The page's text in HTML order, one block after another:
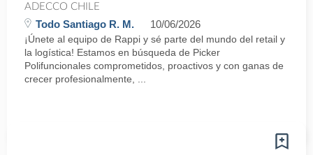
ADECCO CHILE
Todo Santiago R. M. 10/06/2026
¡Únete al equipo de Rappi y sé parte del mundo del retail y
la logística! Estamos en búsqueda de Picker
Polifuncionales comprometidos, proactivos y con ganas de
crecer profesionalmente, ...